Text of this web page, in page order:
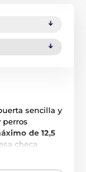
sencilla y
perros
de 12,5
checa